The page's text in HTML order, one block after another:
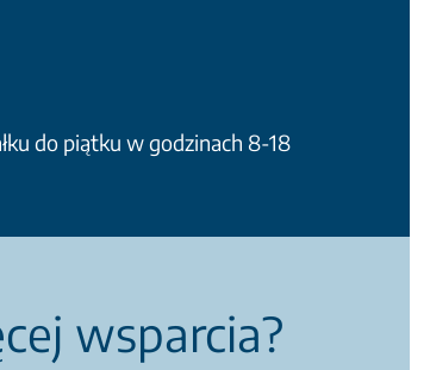
do piątku w godzinach 8-18
wsparcia?